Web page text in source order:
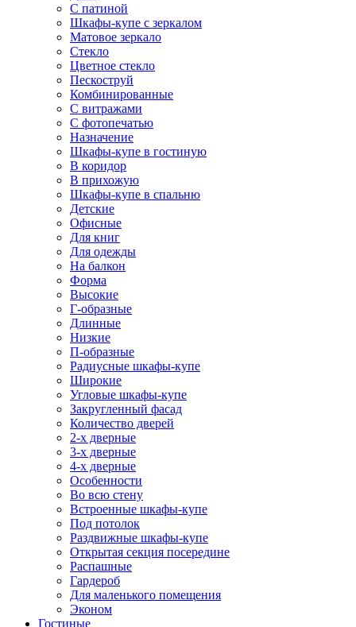
С патиной
Шкафы-купе с зеркалом
Матовое зеркало
Стекло
Цветное стекло
Пескоструй
Комбинированные
С витражами
С фотопечатью
Назначение
Шкафы-купе в гостиную
В коридор
В прихожую
Шкафы-купе в спальню
Детские
Офисные
Для книг
Для одежды
На балкон
Форма
Высокие
Г-образные
Длинные
Низкие
П-образные
Радиусные шкафы-купе
Широкие
Угловые шкафы-купе
Закругленный фасад
Количество дверей
2-х дверные
3-х дверные
4-х дверные
Особенности
Во всю стену
Встроенные шкафы-купе
Под потолок
Раздвижные шкафы-купе
Открытая секция посередине
Распашные
Гардероб
Для маленького помещения
Эконом
Гостиные